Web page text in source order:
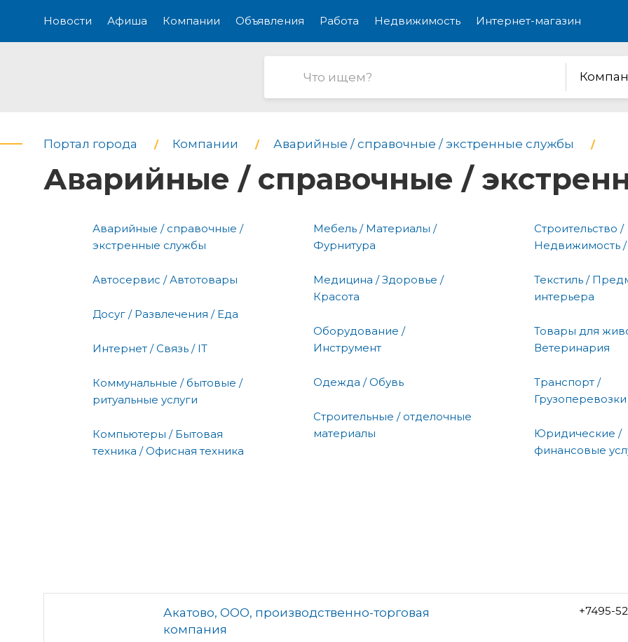
Новости Афиша Компании Объявления Работа Недвижимость Интернет-магазин
Портал города Компании Аварийные / справочные / экстренные службы
Аварийные / справочные /
Аварийные / справочные /
экстренные службы
Автосервис / Автотовары
Досуг / Развлечения / Еда
Интернет / Связь / IT
Коммунальные / бытовые /
ритуальные услуги
Компьютеры / Бытовая
техника / Офисная техника
Мебель / Материалы /
Фурнитура
Медицина / Здоровье /
Красота
Оборудование /
Инструмент
Одежда / Обувь
Строительные / отделочные
материалы
Строительство /
Недвижимость
Текстиль /
интерьера
Товары для
Ветеринария
Транспорт /
Грузоперевозки
Юридические /
финансовые
Акатово, ООО, производственно-торговая
компания
+7495-